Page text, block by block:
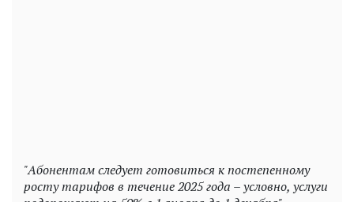
"Абонентам следует готовиться к постепенному
росту тарифов в течение 2025 года – условно, услуги